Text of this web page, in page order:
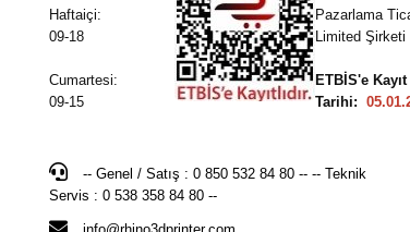
Haftaiçi:
09-18
Cumartesi:
09-15
Pazarlama
Limited Şirketi
ETBİS'e Kayıt
Tarihi:
-- Genel / Satış : 0 850 532 84 80 -- -- Teknik
Servis : 0 538 358 84 80 --